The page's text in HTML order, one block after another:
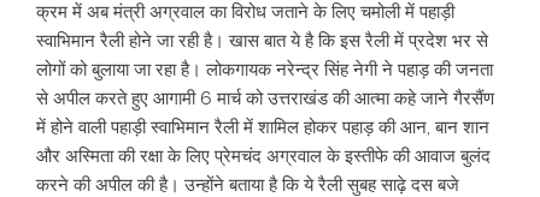
क्रम में अब मंत्री अग्रवाल का विरोध जताने के लिए चमोली में पहाड़ी
स्वाभिमान रैली होने जा रही है। खास बात ये है कि इस रैली में प्रदेश भर से
लोगों को बुलाया जा रहा है। लोकगायक नरेन्द्र सिंह नेगी ने पहाड़ की जनता
से अपील करते हुए आगामी 6 मार्च को उत्तराखंड की आत्मा कहे जाने गैरसैंण
में होने वाली पहाड़ी स्वाभिमान रैली में शामिल होकर पहाड़ की आन, बान शान
और अस्मिता की रक्षा के लिए प्रेमचंद अग्रवाल के इस्तीफे की आवाज बुलंद
करने की अपील की है। उन्होंने बताया है कि ये रैली सुबह साढ़े दस बजे